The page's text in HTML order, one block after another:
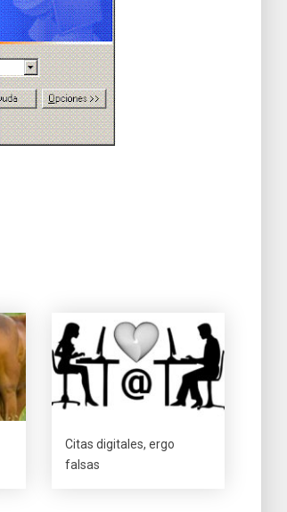
Citas digitales, ergo
falsas